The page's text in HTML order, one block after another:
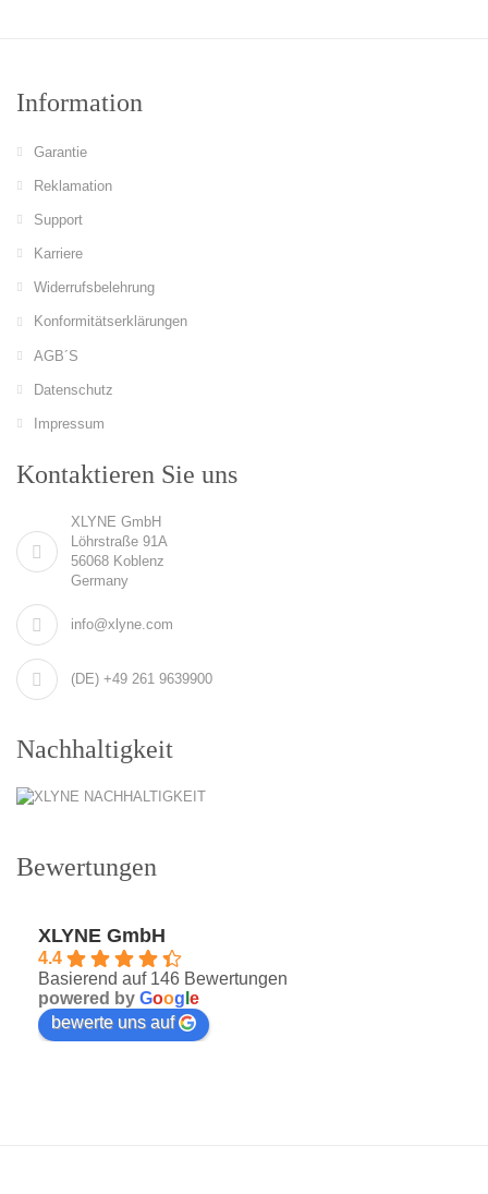
Information
Garantie
Reklamation
Support
Karriere
Widerrufsbelehrung
Konformitätserklärungen
AGB´S
Datenschutz
Impressum
Kontaktieren Sie uns
XLYNE GmbH
Löhrstraße 91A
56068 Koblenz
Germany
info@xlyne.com
(DE) +49 261 9639900
Nachhaltigkeit
Bewertungen
XLYNE GmbH
4.4
Basierend auf 146 Bewertungen
powered by Goog e
bewerte uns auf